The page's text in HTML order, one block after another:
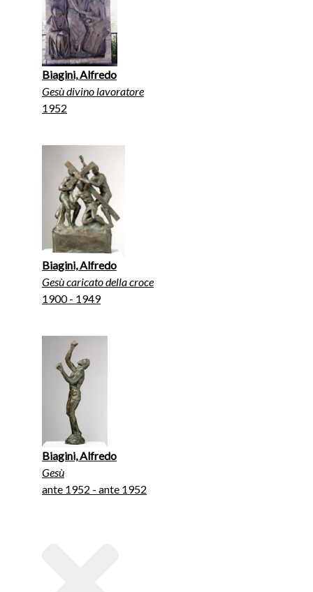
Biagini, Alfredo
Gesù divino lavoratore
1952
Biagini, Alfredo
Gesù caricato della croce
1900 - 1949
Biagini, Alfredo
Gesù
ante 1952 - ante 1952